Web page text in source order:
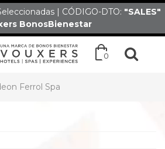
| CÓDIGO-DTO: "SALES"
BonosBienestar
0
Ferrol Spa